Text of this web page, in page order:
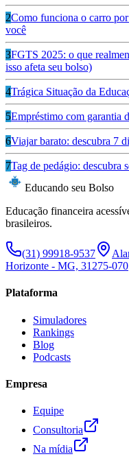
2Como funciona o carro por
você
3FGTS 2025: o que
isso afeta seu bolso)
4Trágica Situação da
5Empréstimo com garantia
6Viajar barato: descubra 7
7Tag de pedágio: descubra
Educando seu Bolso
Educação financeira
brasileiros.
(31) 99918-9537
Horizonte - MG, 31275-070
Plataforma
Simuladores
Rankings
Blog
Podcasts
Empresa
Equipe
Consultoria
Na mídia